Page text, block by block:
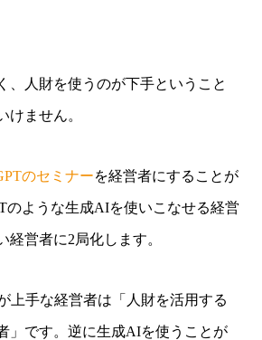
、人財を使うのが下手ということ
けません。
のセミナーを経営者にすることが
のような生成AIを使いこなせる経営
経営者に2局化します。
上手な経営者は「人財を活用する
」です。逆に生成AIを使うことが